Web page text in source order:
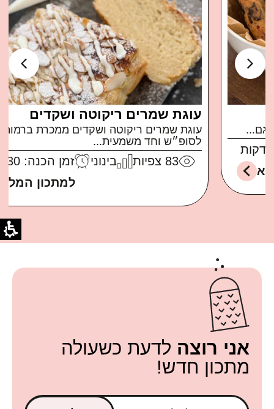
עוגת שמרים ריקוטה ושקדים
עוגת שמרים ריקוטה ושקדים ממכרת ברמות בול
לסופ״ש וחד משמעית...
צפיות בינוני
זמן הכנה: 30 דקות
למתכון המלא
אני רוצה לדעת כשעולה
מתכון חדש!